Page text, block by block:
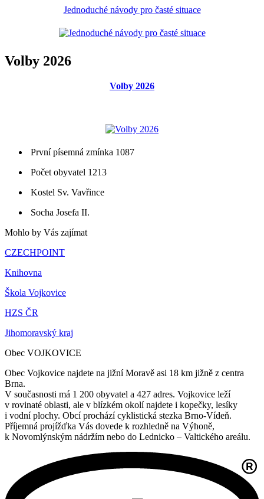
Jednoduché návody pro časté situace
Volby 2026
Volby 2026
První písemná zmínka 1087
Počet obyvatel 1213
Kostel Sv. Vavřince
Socha Josefa II.
Mohlo by Vás zajímat
CZECHPOINT
Knihovna
Škola Vojkovice
HZS ČR
Jihomoravský kraj
Obec VOJKOVICE
Obec Vojkovice najdete na jižní Moravě asi 18 km jižně z centra
Brna.
V současnosti má 1 200 obyvatel a 427 adres. Vojkovice leží
v rovinaté oblasti, ale v blízkém okolí najdete i kopečky, lesíky
i vodní plochy. Obcí prochází cyklistická stezka Brno-Vídeň.
Příjemná projížďka Vás dovede k rozhledně na Výhoně,
k Novomlýnským nádržím nebo do Lednicko – Valtického areálu.